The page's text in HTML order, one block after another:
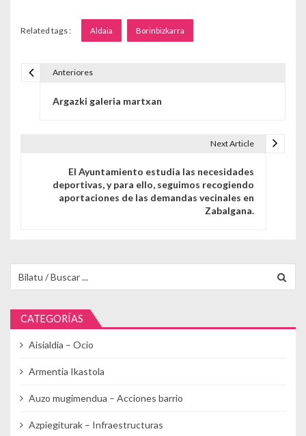
Related tags : Aldaia Borinbizkarra
Anteriores
Argazki galeria martxan
Next Article
El Ayuntamiento estudia las necesidades
deportivas, y para ello, seguimos recogiendo
aportaciones de las demandas vecinales en
Zabalgana.
CATEGORÍAS
Aisialdia – Ocio
Armentia Ikastola
Auzo mugimendua – Acciones barrio
Azpiegiturak – Infraestructuras